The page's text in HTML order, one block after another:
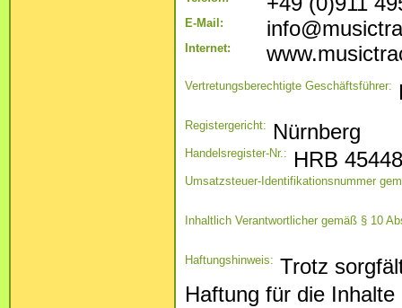
E-Mail:
Internet:
Vertretungsberechtigte Geschäftsführer:
Registergericht: Nürnberg
Handelsregister-Nr.: HRB 45448
Umsatzsteuer-Identifikationsnummer
Inhaltlich Verantwortlicher gemäß § 10
Haftungshinweis: Trotz
Haftung für die